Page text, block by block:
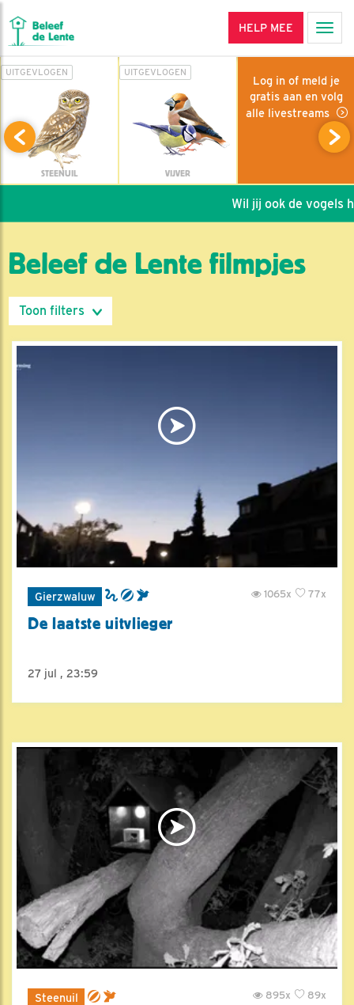
HELP MEE
UITGEVLOGEN
STEENUIL
UITGEVLOGEN
VIJVER
Log in of meld je
gratis aan en volg
alle livestreams
Wil jij ook de vogels
Beleef de Lente filmpjes
Gierzwaluw 77x
1065x
De laatste uitvlieger
27 jul , 23:59
Steenuil 89x
895x